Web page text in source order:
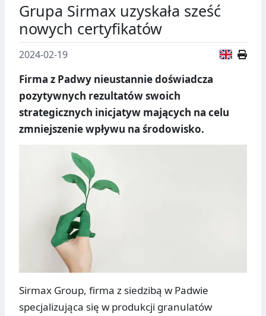
Grupa Sirmax uzyskała sześć
nowych certyfikatów
2024-02-19
Firma z Padwy nieustannie doświadcza
pozytywnych rezultatów swoich
strategicznych inicjatyw mających na celu
zmniejszenie wpływu na środowisko.
Sirmax Group, firma z siedzibą w Padwie
specjalizująca się w produkcji granulatów